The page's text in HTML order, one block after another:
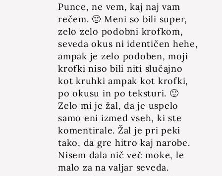
Punce, ne vem, kaj naj vam
rečem. 🙂 Meni so bili super,
zelo zelo podobni krofkom,
seveda okus ni identičen hehe,
ampak je zelo podoben, moji
krofki niso bili niti slučajno
kot kruhki ampak kot krofki,
po okusu in po teksturi. 🙂
Zelo mi je žal, da je uspelo
samo eni izmed vseh, ki ste
komentirale. Žal je pri peki
tako, da gre hitro kaj narobe.
Nisem dala nič več moke, le
malo za na valjar seveda.